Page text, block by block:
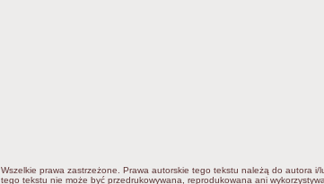
Wszelkie prawa zastrzeżone. Prawa autorskie tego tekstu należą do autora i/
tego tekstu nie może być przedrukowywana, reprodukowana ani